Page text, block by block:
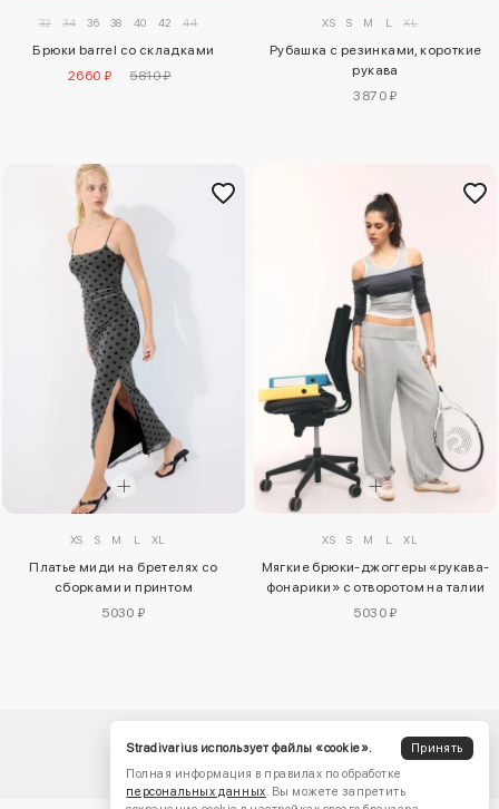
32 34 36 38 40 42 44
Брюки barrel со складками
2660 ₽
5810 ₽
XS S M L XL
Рубашка с резинками, короткие
рукава
3870 ₽
XS S M L XL
Платье миди на бретелях со
сборками и принтом
5030 ₽
XS S M L XL
Мягкие брюки-джоггеры «рукава-
фонарики» с отворотом на талии
5030 ₽
Stradivarius использует файлы «cookie».
Принять
Полная информация в правилах по обработке
персональных данных. Вы можете запретить